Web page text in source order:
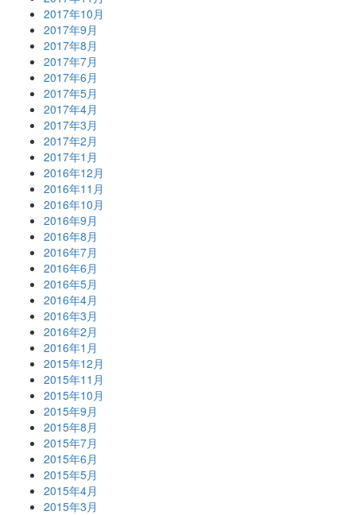
2017年10月
2017年9月
2017年8月
2017年7月
2017年6月
2017年5月
2017年4月
2017年3月
2017年2月
2017年1月
2016年12月
2016年11月
2016年10月
2016年9月
2016年8月
2016年7月
2016年6月
2016年5月
2016年4月
2016年3月
2016年2月
2016年1月
2015年12月
2015年11月
2015年10月
2015年9月
2015年8月
2015年7月
2015年6月
2015年5月
2015年4月
2015年3月